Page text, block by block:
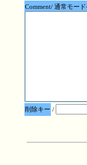
Comment/ 通常モード
削除キー /